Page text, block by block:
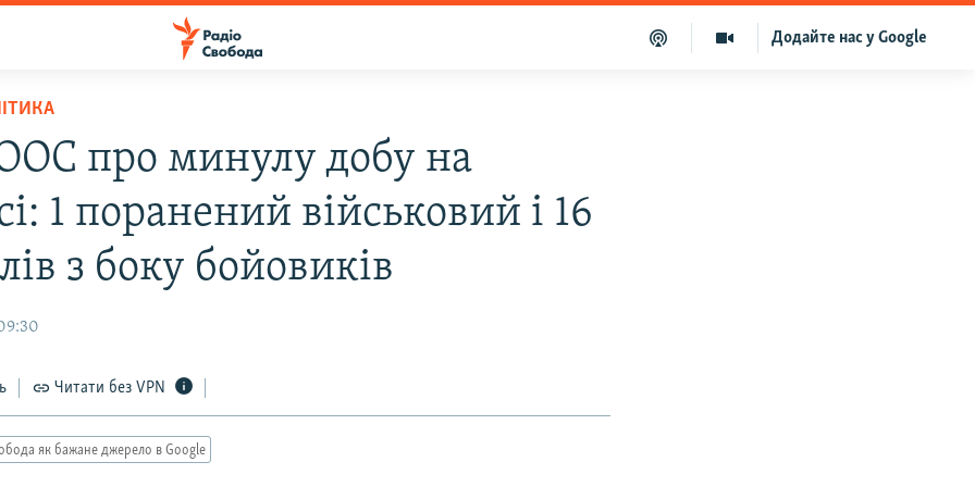
Додайте нас у Google
про минулу добу на
1 поранений військовий і 16
з боку бойовиків
Читати без VPN
як бажане джерело в Google